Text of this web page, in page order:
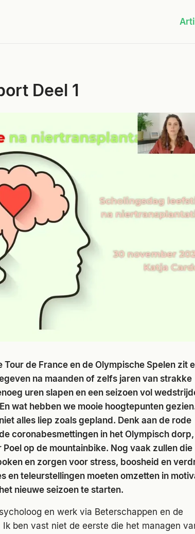
Deel 1
de France en de Olympische Spelen zit
na maanden of zelfs jaren van strakke
uren slapen en een seizoen vol
wat hebben we mooie hoogtepunten
alles liep zoals gepland. Denk aan de rode
coronabesmettingen in het Olympisch
op de mountainbike. Nog vaak zullen die
en zorgen voor stress, boosheid en
en teleurstellingen moeten omzetten in
nieuwe seizoen te starten.
en werk via Beterschappen en de
ben vast niet de eerste die het managen